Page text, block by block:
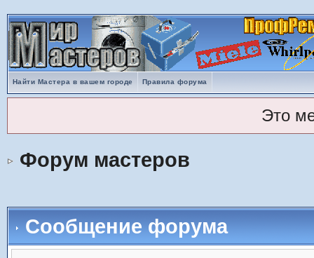
Найти Мастера в вашем городе Правила форума
Это
Форум мастеров
Сообщение форума